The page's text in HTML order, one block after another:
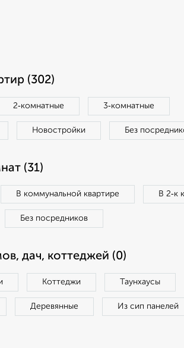
(302)
2‑комнатные 3‑комнатные
Новостройки Без
(31)
В коммунальной квартире В 2‑к
Без посредников
дач, коттеджей (0)
Коттеджи Таунхаусы
Деревянные Из сип панелей